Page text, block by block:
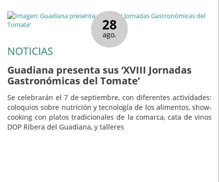
28
ago.
NOTICIAS
Guadiana presenta sus ‘XVIII Jornadas
Gastronómicas del Tomate’
Se celebrarán el 7 de septiembre, con diferentes actividades:
coloquios sobre nutrición y tecnología de los alimentos, show-
cooking con platos tradicionales de la comarca, cata de vinos
DOP Ribera del Guadiana, y talleres